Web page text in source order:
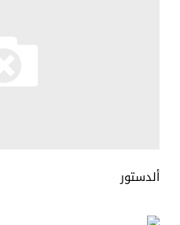
ألدستور